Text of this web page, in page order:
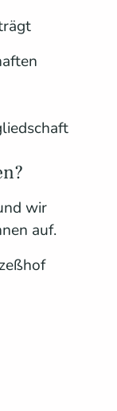
wir
auf.